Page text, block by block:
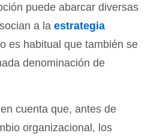
puede abarcar diversas
a la estrategia
es habitual que también se
denominación de
cuenta que, antes de
organizacional, los